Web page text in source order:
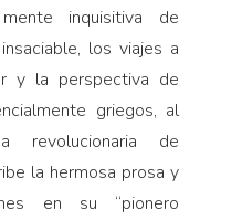
inquisitiva de
los viajes a
y la perspectiva de
griegos, al
revolucionaria de
la hermosa prosa y
en su “pionero